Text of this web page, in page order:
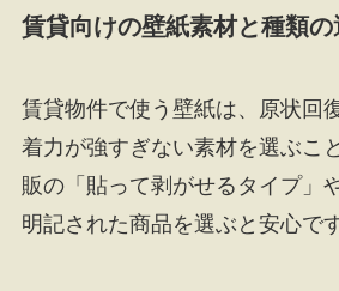
賃貸向けの壁紙素材と種類の
賃貸物件で使う壁紙は、原状回
着力が強すぎない素材を選ぶこ
販の「貼って剥がせるタイプ」
明記された商品を選ぶと安心です